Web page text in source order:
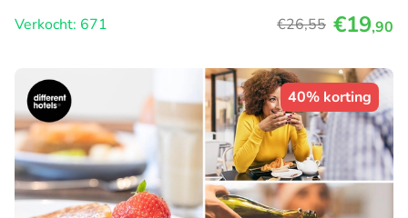
Verkocht: 671
€26,55 €19,90
40% korting